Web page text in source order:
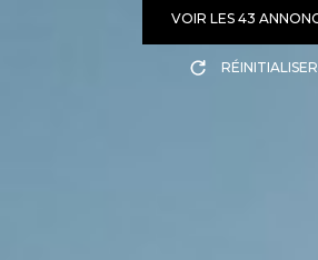
VOIR LES 43
RÉINITIALISER